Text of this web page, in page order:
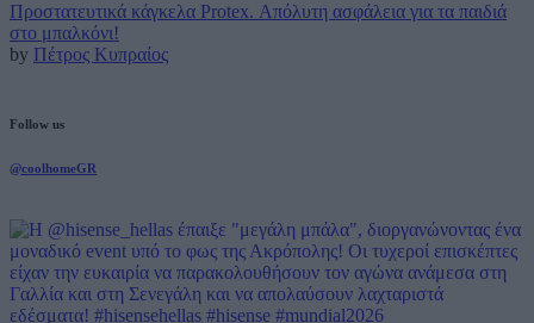
Προστατευτικά κάγκελα Protex. Απόλυτη ασφάλεια για τα παιδιά
στο μπαλκόνι!
by Πέτρος Κυπραίος
Follow us
@coolhomeGR